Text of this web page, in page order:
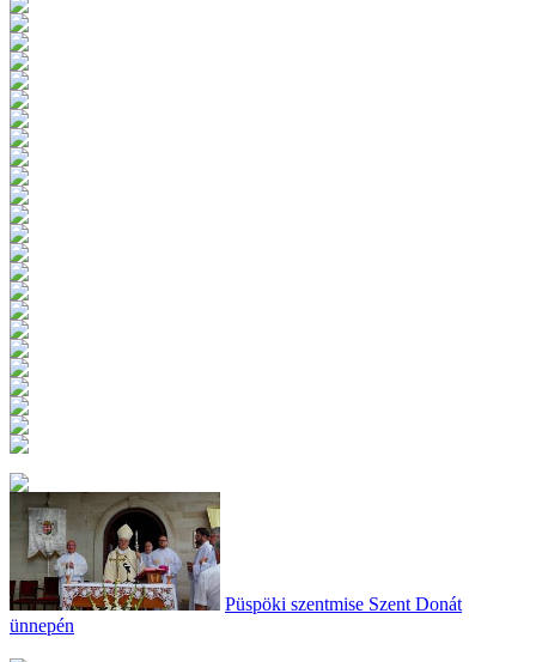
Püspöki szentmise Szent Donát
ünnepén